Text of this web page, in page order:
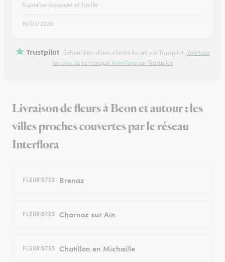
Superbe bouquet et facile
16/03/2026
Trustpilot Échantillon d'avis clients fourni via Trustpilot. Voir tous
les avis de la marque Interflora sur Trustpilot
Livraison de fleurs à Beon et autour : les
villes proches couvertes par le réseau
Interflora
FLEURISTES Brenaz
FLEURISTES Charnoz sur Ain
FLEURISTES Chatillon en Michaille